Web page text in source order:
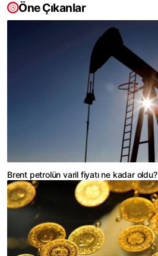
Öne Çıkanlar
Brent petrolün varil fiyatı ne kadar oldu?